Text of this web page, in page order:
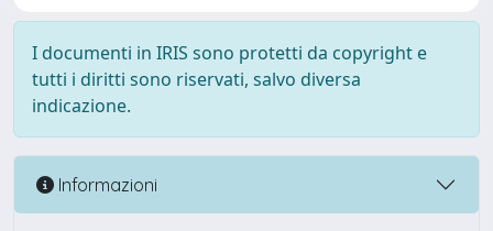
I documenti in IRIS sono protetti da copyright e
tutti i diritti sono riservati, salvo diversa
indicazione.
Informazioni